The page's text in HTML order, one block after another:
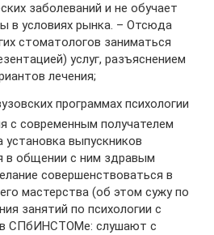
заболеваний и не обучает
в условиях рынка. – Отсюда
стоматологов заниматься
услуг, разъяснением
лечения;
программах психологии
с современным получателем
установка выпускников
в общении с ним здравым
совершенствоваться в
мастерства (об этом сужу по
занятий по психологии с
СПбИНСТОМе: слушают с